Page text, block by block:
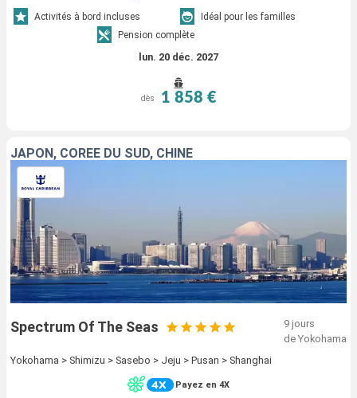
Activités à bord incluses
Idéal pour les familles
Pension complète
lun. 20 déc. 2027
dès 1 858 €
JAPON, CORÉE DU SUD, CHINE
Spectrum Of The Seas
9 jours
de Yokohama
Yokohama > Shimizu > Sasebo > Jeju > Pusan > Shanghai
Payez en 4X